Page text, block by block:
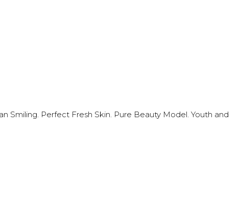
Smiling. Perfect Fresh Skin. Pure Beauty Model. Youth and